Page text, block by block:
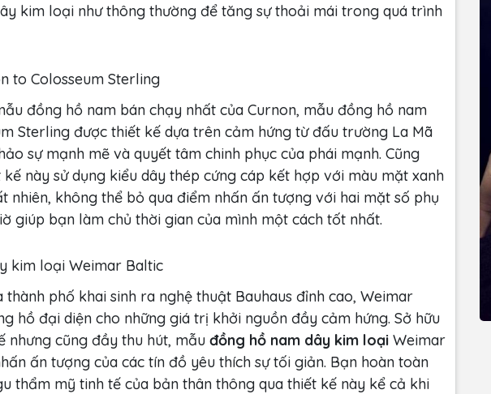
kim loại như thông thường để tăng sự thoải mái trong quá trình
to Colosseum Sterling
đồng hồ nam bán chạy nhất của Curnon, mẫu đồng hồ nam
Sterling được thiết kế dựa trên cảm hứng từ đấu trường La Mã
sự mạnh mẽ và quyết tâm chinh phục của phái mạnh. Cũng
này sử dụng kiểu dây thép cứng cáp kết hợp với màu mặt xanh
nhiên, không thể bỏ qua điểm nhấn ấn tượng với hai mặt số phụ
giúp bạn làm chủ thời gian của mình một cách tốt nhất.
kim loại Weimar Baltic
phố khai sinh ra nghệ thuật Bauhaus đỉnh cao, Weimar
hồ đại diện cho những giá trị khởi nguồn đầy cảm hứng. Sở hữu
nhưng cũng đầy thu hút, mẫu đồng hồ nam dây kim loại Weimar
ấn tượng của các tín đồ yêu thích sự tối giản. Bạn hoàn toàn
thẩm mỹ tinh tế của bản thân thông qua thiết kế này kể cả khi